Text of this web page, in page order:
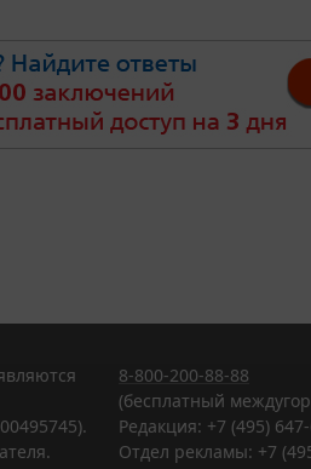
8-800-200-88-88
(бесплатный
Редакция: +7 (495)
Отдел рекламы: +7